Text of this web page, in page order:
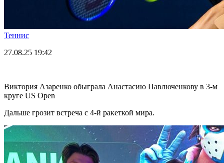
Теннис
27.08.25 19:42
Виктория Азаренко обыграла Анастасию Павлюченкову в 3-м
круге US Open
Дальше грозит встреча с 4-й ракеткой мира.